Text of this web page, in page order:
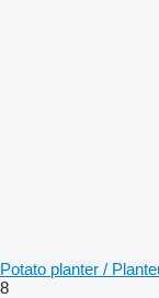
Potato planter /
8